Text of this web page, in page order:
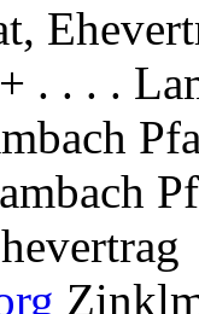
. . . .